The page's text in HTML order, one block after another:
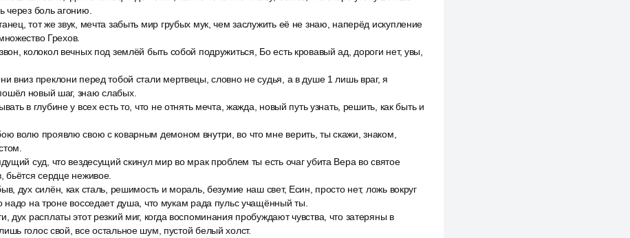
через боль агонию.
тот же звук, мечта забыть мир грубых мук, чем заслужить её не знаю, наперёд искупление
Грехов.
колокол вечных под землёй быть собой подружиться, Бо есть кровавый ад, дороги нет, увы,
вниз преклони перед тобой стали мертвецы, словно не судья, а в душе 1 лишь враг, я
новый шаг, знаю слабых.
в глубине у всех есть то, что не отнять мечта, жажда, новый путь узнать, решить, как быть и
волю проявлю свою с коварным демоном внутри, во что мне верить, ты скажи, знаком,
суд, что вездесущий скинул мир во мрак проблем ты есть очаг убита Вера во святое
бьётся сердце неживое.
дух силён, как сталь, решимость и мораль, безумие наш свет, Есин, просто нет, ложь вокруг
надо на троне восседает душа, что мукам рада пульс учащённый ты.
дух расплаты этот резкий миг, когда воспоминания пробуждают чувства, что затеряны в
голос свой, все остальное шум, пустой белый холст.